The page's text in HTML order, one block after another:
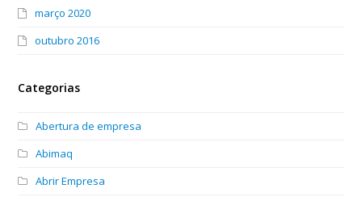
março 2020
outubro 2016
Categorias
Abertura de empresa
Abimaq
Abrir Empresa